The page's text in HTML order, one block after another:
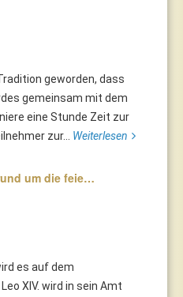
geworden, dass
gemeinsam mit dem
eine Stunde Zeit zur
zur... Weiterlesen
um die feie…
es auf dem
XIV. wird in sein Amt